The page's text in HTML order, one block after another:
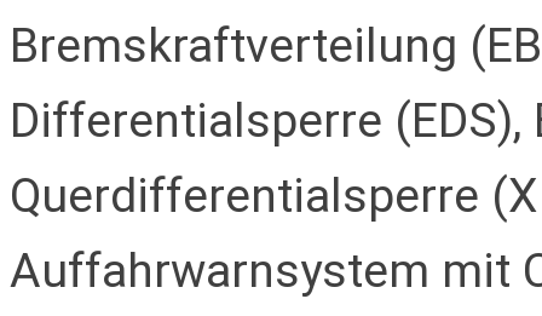
Bremskraftverteilung
Differentialsperre (EDS),
Querdifferentialsperre
Auffahrwarnsystem mit